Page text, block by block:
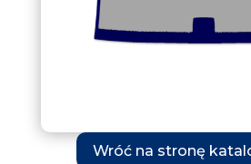
Wróć na stronę